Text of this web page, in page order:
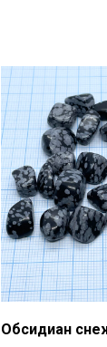
Обсидиан